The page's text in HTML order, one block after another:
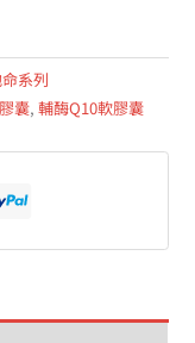
系列
囊,輔酶Q10軟膠囊